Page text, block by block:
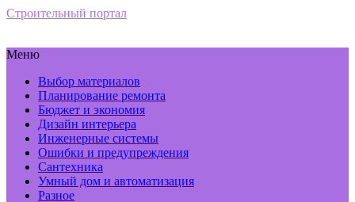
Строительный портал
Меню
Выбор материалов
Планирование ремонта
Бюджет и экономия
Дизайн интерьера
Инженерные системы
Ошибки и предупреждения
Сантехника
Умный дом и автоматизация
Разное